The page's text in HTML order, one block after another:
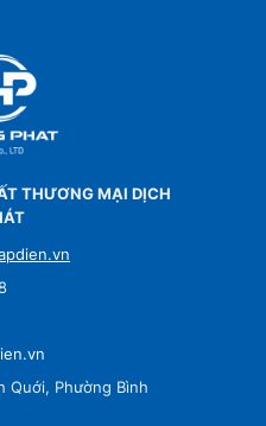
THƯƠNG MẠI DỊCH
Quới, Phường Bình